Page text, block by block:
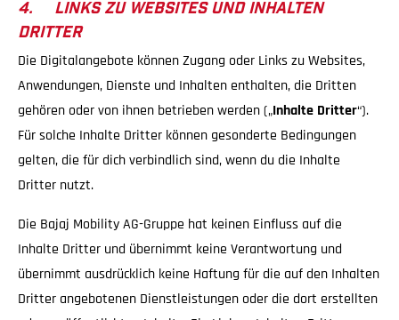
4. LINKS ZU WEBSITES UND INHALTEN
DRITTER
Die Digitalangebote können Zugang oder Links zu Websites,
Anwendungen, Dienste und Inhalten enthalten, die Dritten
gehören oder von ihnen betrieben werden („Inhalte Dritter“).
Für solche Inhalte Dritter können gesonderte Bedingungen
gelten, die für dich verbindlich sind, wenn du die Inhalte
Dritter nutzt.
Die Bajaj Mobility AG-Gruppe hat keinen Einfluss auf die
Inhalte Dritter und übernimmt keine Verantwortung und
übernimmt ausdrücklich keine Haftung für die auf den Inhalten
Dritter angebotenen Dienstleistungen oder die dort erstellten